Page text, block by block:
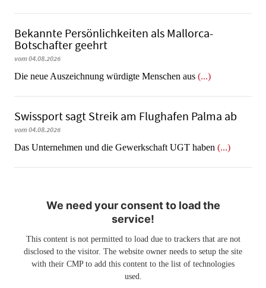
Bekannte Persönlichkeiten als Mallorca-
Botschafter geehrt
vom 04.08.2026
Die neue Auszeichnung würdigte Menschen aus (...)
Swissport sagt Streik am Flughafen Palma ab
vom 04.08.2026
Das Unternehmen und die Gewerkschaft UGT haben (...)
We need your consent to load the
service!
This content is not permitted to load due to trackers that are not
disclosed to the visitor. The website owner needs to setup the site
with their CMP to add this content to the list of technologies
used.